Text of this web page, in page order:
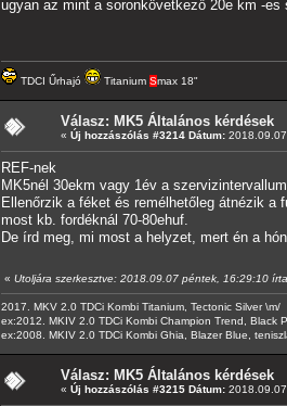
ugyan az mint a soronkövetkező 20e km -es
TDCI Űrhajó Titanium Smax 18"
Válasz: MK5 Általános kérdések
« Új hozzászólás #3214 Dátum:
REF-nek
MK5nél 30ekm vagy 1év a
Ellenőrzik a féket és remélhetőleg átnézik
most kb. fordéknál 70-80ehuf.
De írd meg, mi most a helyzet, mert én a
« Utoljára szerkesztve: 2018.09.07 péntek, 16:29:10
2017. MKV 2.0 TDCi Kombi Titanium, Tectonic Silver \m/
ex:2012. MKIV 2.0 TDCi Kombi Champion Trend, Black
ex:2008. MKIV 2.0 TDCi Kombi Ghia, Blazer Blue,
Válasz: MK5 Általános kérdések
« Új hozzászólás #3215 Dátum: